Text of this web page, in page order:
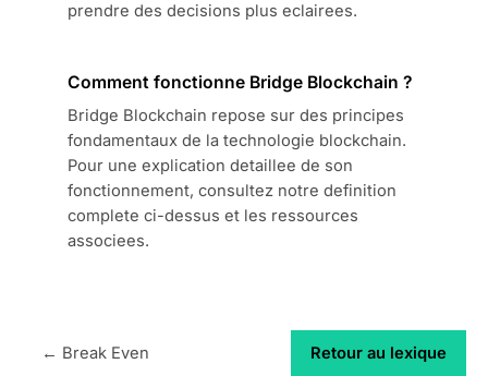
prendre des decisions plus eclairees.
Comment fonctionne Bridge Blockchain ?
Bridge Blockchain repose sur des principes
fondamentaux de la technologie blockchain.
Pour une explication detaillee de son
fonctionnement, consultez notre definition
complete ci-dessus et les ressources
associees.
← Break Even Retour au lexique